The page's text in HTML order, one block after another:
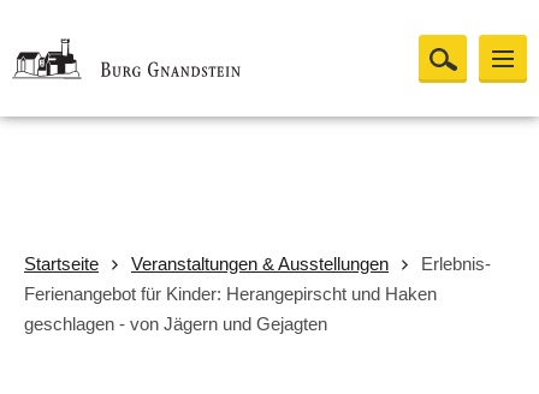
Startseite Veranstaltungen & Ausstellungen
Erlebnis-
Ferienangebot für Kinder: Herangepirscht und Haken
geschlagen - von Jägern und Gejagten